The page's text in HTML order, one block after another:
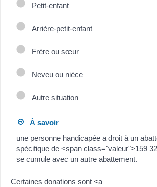
Petit-enfant
Arrière-petit-enfant
Frère ou sœur
Neveu ou nièce
Autre situation
À savoir
une personne handicapée a droit à un
spécifique de <span class="valeur">159
se cumule avec un autre abattement.
Certaines donations sont <a